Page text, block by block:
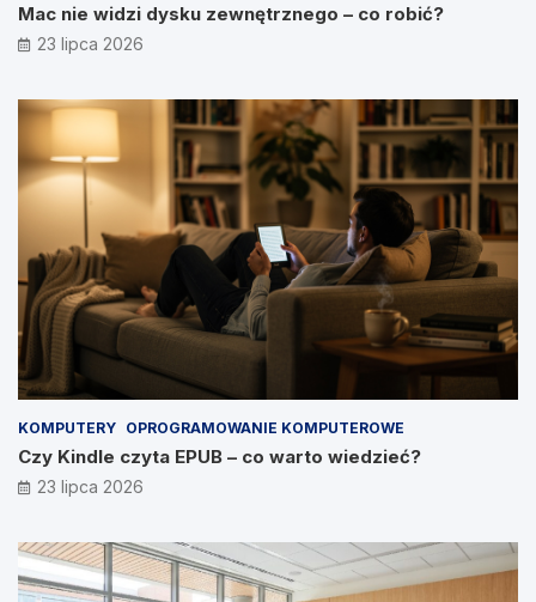
Mac nie widzi dysku zewnętrznego – co robić?
23 lipca 2026
KOMPUTERY OPROGRAMOWANIE KOMPUTEROWE
Czy Kindle czyta EPUB – co warto wiedzieć?
23 lipca 2026